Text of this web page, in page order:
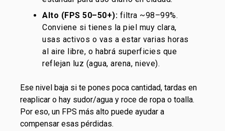
Alto (FPS 50–50+): filtra ~98–99%.
Conviene si tienes la piel muy clara,
usas activos o vas a estar varias horas
al aire libre, o habrá superficies que
reflejan luz (agua, arena, nieve).
Ese nivel baja si te pones poca cantidad, tardas en
reaplicar o hay sudor/agua y roce de ropa o toalla.
Por eso, un FPS más alto puede ayudar a
compensar esas pérdidas.